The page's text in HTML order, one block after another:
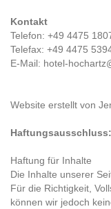
Kontakt
Telefon: +49 4475
Telefax: +49 4475
E-Mail: hotel-
Website erstellt von
Haftungsausschluss:
Haftung für Inhalte
Die Inhalte unserer
Für die Richtigkeit,
können wir jedoch